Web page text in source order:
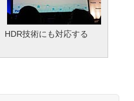
HDR技術にも対応する